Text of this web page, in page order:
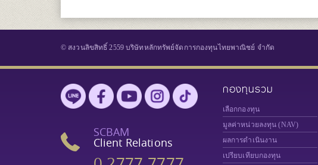
© สงวนลิขสิทธิ์ 2559 บริษัทหลักทรัพย์จัดการกองทุนไทยพาณิชย์ จำกัด
SCBAM
Client Relations
กองทุนรวม
เลือกกองทุน
มูลค่าหน่วยลงทุน (NAV)
ผลการดำเนินงาน
เปรียบเทียบกองทุน